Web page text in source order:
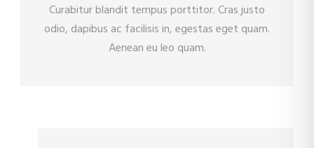
Curabitur blandit tempus porttitor. Cras justo
odio, dapibus ac facilisis in, egestas eget quam.
Aenean eu leo quam.